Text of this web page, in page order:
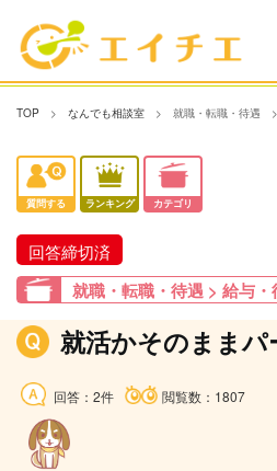
TOP なんでも相談室 就職・転職・待遇
質問する ランキング カテゴリ
回答締切済
就職・転職・待遇 > 給与・
就活かそのままパ
回答：2件 閲覧数：1807